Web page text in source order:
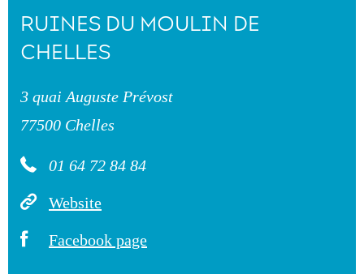
RUINES DU MOULIN DE
CHELLES
3 quai Auguste Prévost
77500 Chelles
01 64 72 84 84
Website
Facebook page